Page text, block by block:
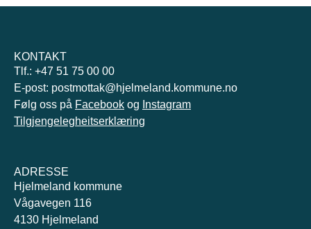
KONTAKT
Tlf.: +47 51 75 00 00
E-post: postmottak@hjelmeland.kommune.no
Følg oss på Facebook og Instagram
Tilgjengelegheitserklæring
ADRESSE
Hjelmeland kommune
Vågavegen 116
4130 Hjelmeland